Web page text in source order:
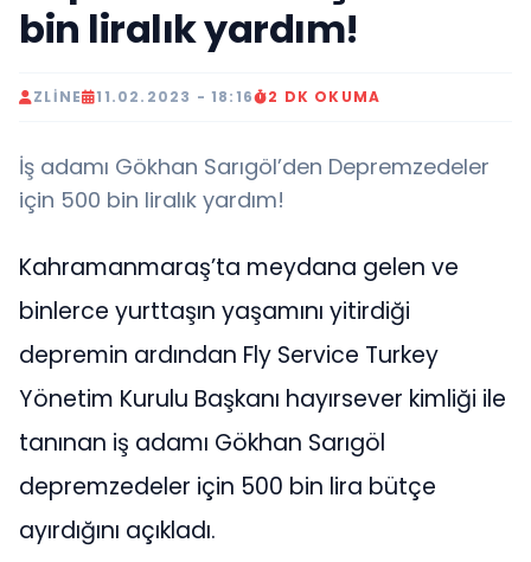
bin liralık yardım!
ZLINE 11.02.2023 - 18:16 2 DK OKUMA
İş adamı Gökhan Sarıgöl’den Depremzedeler
için 500 bin liralık yardım!
Kahramanmaraş’ta meydana gelen ve
binlerce yurttaşın yaşamını yitirdiği
depremin ardından Fly Service Turkey
Yönetim Kurulu Başkanı hayırsever kimliği ile
tanınan iş adamı Gökhan Sarıgöl
depremzedeler için 500 bin lira bütçe
ayırdığını açıkladı.